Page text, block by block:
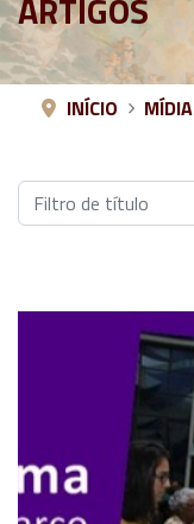
INÍCIO MÍDIA
Filtros
Filtro de título